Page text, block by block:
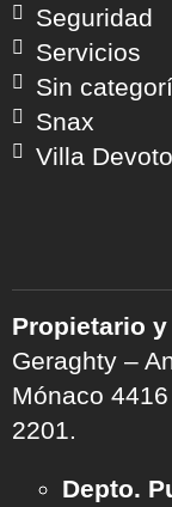
Seguridad
Servicios
Sin
Snax
Villa Devoto
Propietario
Geraghty –
Mónaco
2201.
Depto.